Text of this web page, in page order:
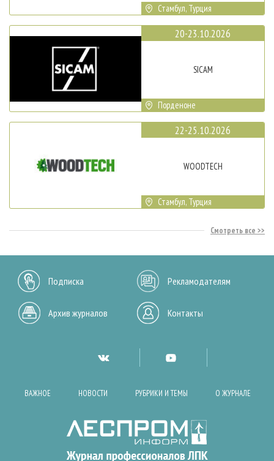
Стамбул, Турция
20-23.10.2026
SICAM
Порденоне
22-25.10.2026
WOODTECH
Стамбул, Турция
Смотреть все
Подписка Рекламодателям
Архив журналов Контакты
ВАЖНОЕ НОВОСТИ РУБРИКИ И ТЕМЫ О ЖУРНАЛЕ